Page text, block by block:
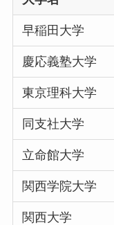
早稲田大学
慶応義塾大学
東京理科大学
同支社大学
立命館大学
関西学院大学
関西大学